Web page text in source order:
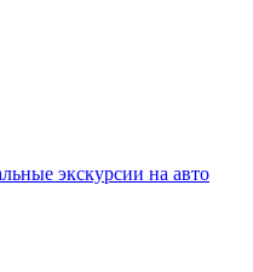
экскурсии на авто